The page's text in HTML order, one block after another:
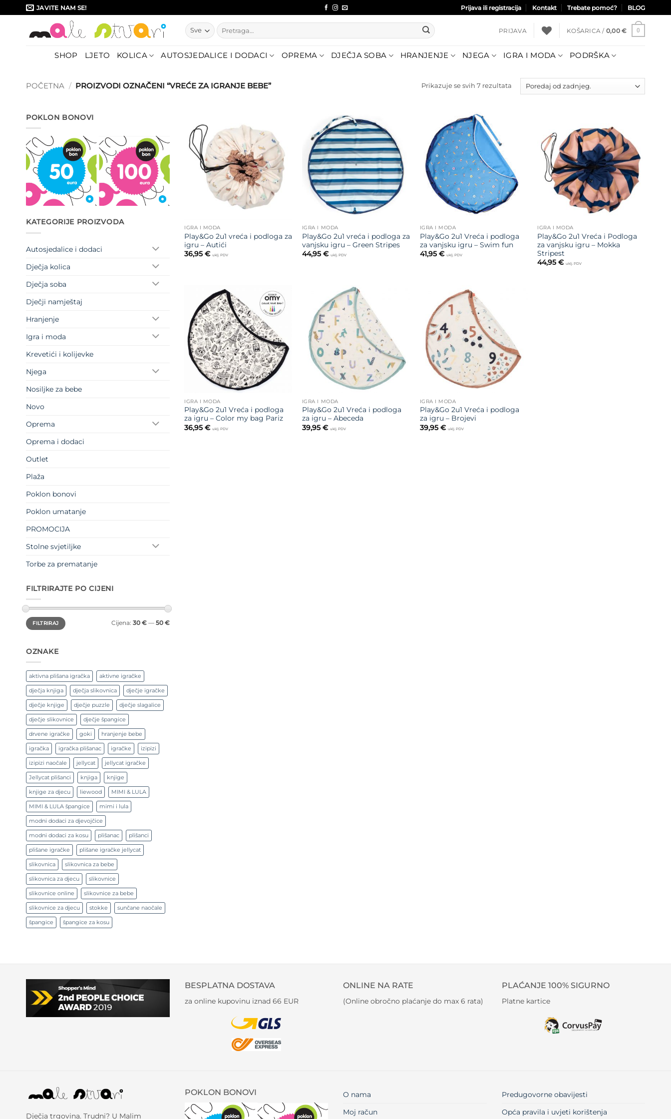
to
JAVITE NAM SE! Prijava ili registracija Kontakt Trebate pomoć? BLOG
Pretraži:
PRIJAVA KOŠARICA / 0,00 € 0
SHOP LJETO KOLICA AUTOSJEDALICE I DODACI OPREMA DJEČJA SOBA HRANJENJE NJEGA IGRA I MODA PODRŠKA
POČETNA / PROIZVODI OZNAČENI “VREĆE ZA IGRANJE BEBE” Prikazuje se svih 7 rezultata Poredano
POKLON BONOVI
KATEGORIJE PROIZVODA
Autosjedalice i dodaci
Dječja kolica
Dječja soba
Dječji namještaj
Hranjenje
Igra i moda
Krevetići i kolijevke
Njega
Nosiljke za bebe
Novo
Oprema
Oprema i dodaci
Outlet
Plaža
Poklon bonovi
Poklon umatanje
PROMOCIJA
Stolne svjetiljke
Torbe za prematanje
FILTRIRAJTE PO CIJENI
Min
cijena
Maks
cijenaFILTRIRAJ Cijena: 30 €— 50 €
OZNAKE
aktivna plišana igračka aktivne igračke
dječja knjiga dječja slikovnica dječje igračke
dječje knjige dječje puzzle dječje slagalice
dječje slikovnice dječje špangice
drvene igračke goki hranjenje bebe
igračka igračka plišanac igračke izipizi
izipizi naočale jellycat jellycat igračke
Jellycat plišanci knjiga knjige
knjige za djecu liewood MIMI & LULA
MIMI & LULA špangice mimi i lula
modni dodaci za djevojčice
modni dodaci za kosu plišanac plišanci
plišane igračke plišane igračke jellycat
slikovnica slikovnica za bebe
slikovnica za djecu slikovnice
slikovnice online slikovnice za bebe
slikovnice za djecu stokke sunčane naočale
špangice špangice za kosu
Dodajte
na listu
želja
IGRA I MODA
Play&Go 2u1 vreća i podloga za
igru – Autići
36,95€ uklj. PDV
Dodajte
na listu
želja
IGRA I MODA
Play&Go 2u1 vreća i podloga za
vanjsku igru – Green Stripes
44,95 € uklj. PDV
Dodajte
na listu
IGRA I MODA
Play&Go 2u1 Vreća i podloga
za vanjsku igru – Swim fun
41,95 € uklj. PDV
Dodajte
na listu
želja
IGRA I MODA
Play&Go 2u1 Vreća i Podloga
za vanjsku igru – Mokka
Stripest
44,95€ uklj. PDV
Dodajte
na listu
želja
IGRA I MODA
Play&Go 2u1 Vreća i podloga
za igru – Color my bag Pariz
36,95€ uklj. PDV
IGRA I MODA
Play&Go 2u1 Vreća i podloga
za igru – Abeceda
39,95 € uklj. PDV
IGRA I MODA
Play&Go 2u1 Vreća i podloga
za igru – Brojevi
39,95 € uklj. PDV
BESPLATNA DOSTAVA
za online kupovinu iznad 66 EUR
ONLINE NA RATE
(Online obročno plaćanje do max 6 rata)
PLAĆANJE 100% SIGURNO
Platne kartice
Dječja trgovina. Trudni? U Malim
POKLON BONOVI
O nama
Moj račun
Predugovorne obavijesti
Opća pravila i uvjeti korištenja